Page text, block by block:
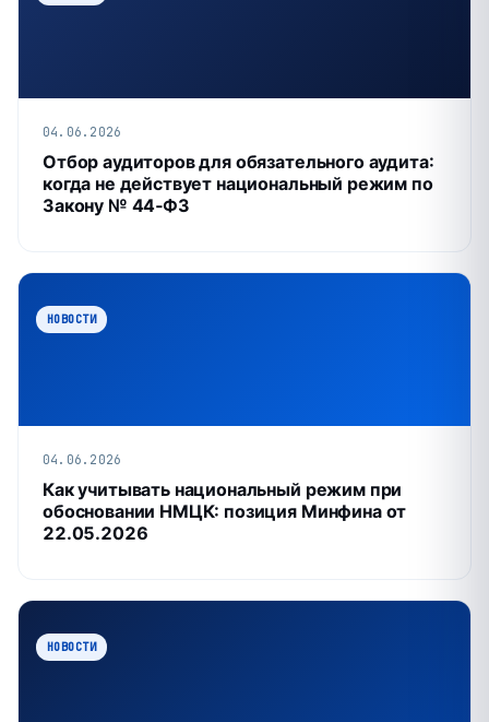
04.06.2026
Отбор аудиторов для обязательного аудита:
когда не действует национальный режим по
Закону № 44‑ФЗ
НОВОСТИ
04.06.2026
Как учитывать национальный режим при
обосновании НМЦК: позиция Минфина от
22.05.2026
НОВОСТИ